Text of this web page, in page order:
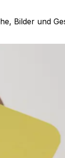
Bilder und